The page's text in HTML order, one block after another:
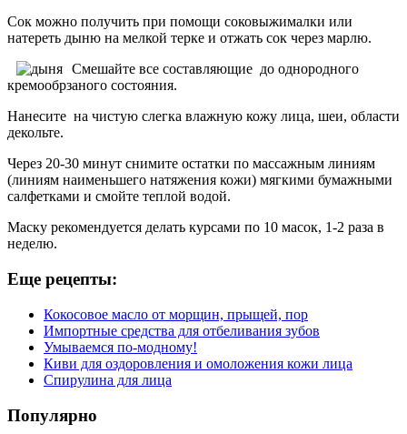
Сок можно получить при помощи соковыжималки или
натереть дыню на мелкой терке и отжать сок через марлю.
Смешайте все составляющие до однородного
кремообрзаного состояния.
Нанесите на чистую слегка влажную кожу лица, шеи, области
декольте.
Через 20-30 минут снимите остатки по массажным линиям
(линиям наименьшего натяжения кожи) мягкими бумажными
салфетками и смойте теплой водой.
Маску рекомендуется делать курсами по 10 масок, 1-2 раза в
неделю.
Еще рецепты:
Кокосовое масло от морщин, прыщей, пор
Импортные средства для отбеливания зубов
Умываемся по-модному!
Киви для оздоровления и омоложения кожи лица
Спирулина для лица
Популярно